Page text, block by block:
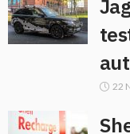
22